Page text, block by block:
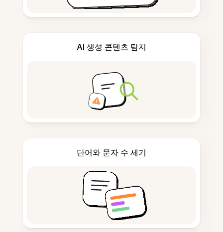
AI 생성 콘텐츠 탐지
단어와 문자 수 세기